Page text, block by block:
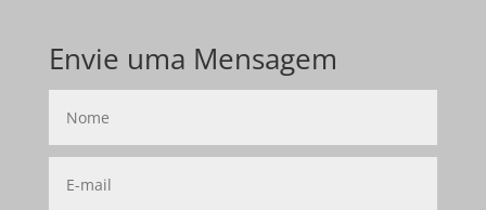
Envie uma Mensagem